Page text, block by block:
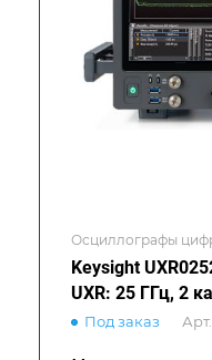
Осциллографы
Keysight
UXR: 25 ГГц, 2
Под заказ Арт.